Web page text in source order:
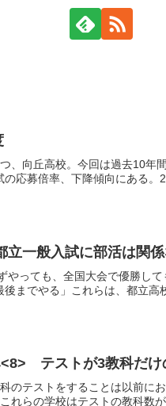
、向丘高校。今回は過去10
応募倍率、下降傾向にある。
立一般入試に部活は関
っても、全国大会で優勝し
までやる」これらは、都立
テストが3教科だけ
のテストをすることは以前に
れらの学校はテストの教科数